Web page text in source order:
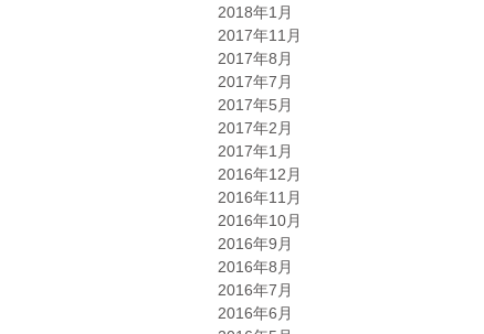
2018年1月
2017年11月
2017年8月
2017年7月
2017年5月
2017年2月
2017年1月
2016年12月
2016年11月
2016年10月
2016年9月
2016年8月
2016年7月
2016年6月